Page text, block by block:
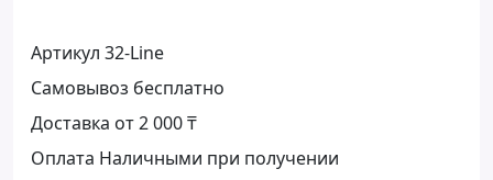
Артикул 32-Line
Самовывоз бесплатно
Доставка от 2 000 ₸
Оплата Наличными при получении